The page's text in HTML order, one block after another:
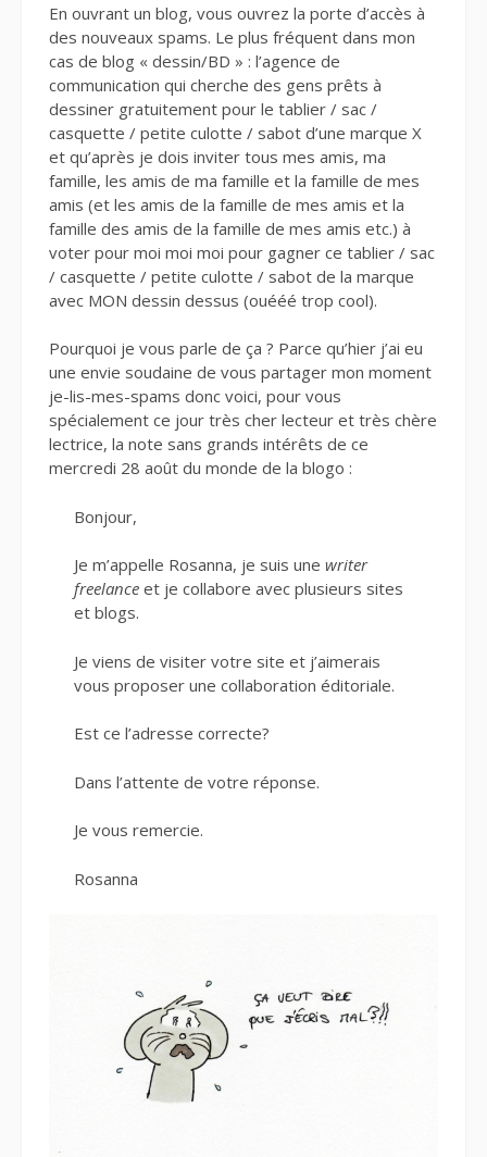
En ouvrant un blog, vous ouvrez la porte d’accès à
des nouveaux spams. Le plus fréquent dans mon
cas de blog « dessin/BD » : l’agence de
communication qui cherche des gens prêts à
dessiner gratuitement pour le tablier / sac /
casquette / petite culotte / sabot d’une marque X
et qu’après je dois inviter tous mes amis, ma
famille, les amis de ma famille et la famille de mes
amis (et les amis de la famille de mes amis et la
famille des amis de la famille de mes amis etc.) à
voter pour moi moi moi pour gagner ce tablier / sac
/ casquette / petite culotte / sabot de la marque
avec MON dessin dessus (ouééé trop cool).
Pourquoi je vous parle de ça ? Parce qu’hier j’ai eu
une envie soudaine de vous partager mon moment
je-lis-mes-spams donc voici, pour vous
spécialement ce jour très cher lecteur et très chère
lectrice, la note sans grands intérêts de ce
mercredi 28 août du monde de la blogo :
Bonjour,
Je m’appelle Rosanna, je suis une writer
freelanceet je collabore avec plusieurs sites
et blogs.
Je viens de visiter votre site et j’aimerais
vous proposer une collaboration éditoriale.
Est ce l’adresse correcte?
Dans l’attente de votre réponse.
Je vous remercie.
Rosanna